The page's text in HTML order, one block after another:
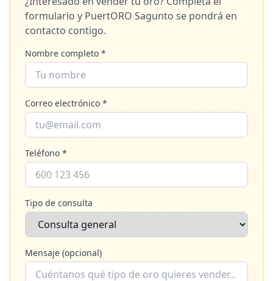
formulario y PuertORO Sagunto se pondrá en
contacto contigo.
Nombre completo *
Correo electrónico *
Teléfono *
Tipo de consulta
Mensaje (opcional)